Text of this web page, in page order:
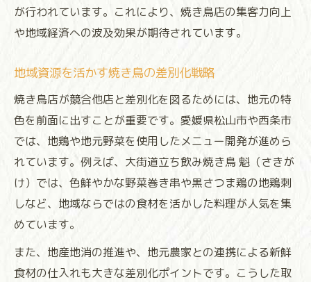
焼き鳥を活用した地元自治体の取り組み
焼き鳥と観光業がコラボする可能性
割
焼き鳥を通じた観光とグルメの関係性
観光客に愛される焼き鳥店の魅力を分析
焼き鳥がもたらすご当地グルメ効果とは
焼き鳥食文化で地域観光を盛り上げる方法
焼き鳥とお土産商品の開発事例に注目
焼き鳥を巡る観光プランの新たな提案
地域資源を活かす焼き鳥の工夫と展望
地元食材と焼き鳥の相乗効果を最大化
が行われています。これにより、焼き鳥店の集客力向上
や地域経済への波及効果が期待されています。
地域資源を活かす焼き鳥の差別化戦略
焼き鳥店が競合他店と差別化を図るためには、地元の特
色を前面に出すことが重要です。愛媛県松山市や西条市
では、地鶏や地元野菜を使用したメニュー開発が進めら
れています。例えば、大街道立ち飲み焼き鳥 魁（さきが
け）では、色鮮やかな野菜巻き串や黒さつま鶏の地鶏刺
しなど、地域ならではの食材を活かした料理が人気を集
めています。
また、地産地消の推進や、地元農家との連携による新鮮
食材の仕入れも大きな差別化ポイントです。こうした取